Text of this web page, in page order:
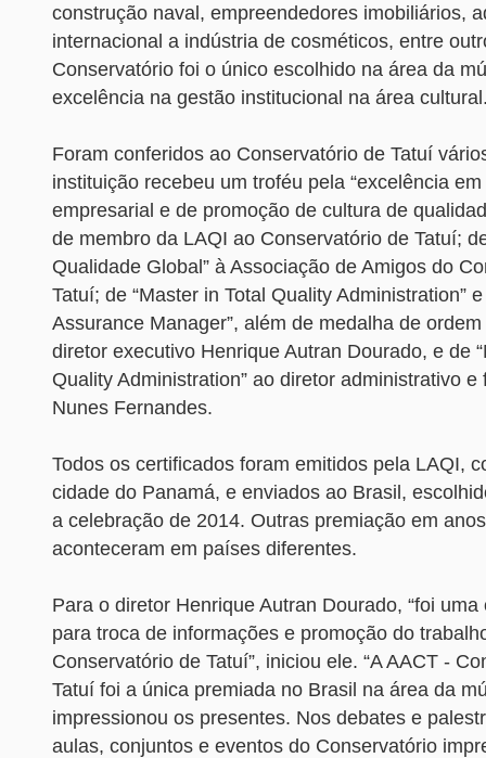
construção naval, empreendedores imobiliários,
internacional a indústria de cosméticos, entre
Conservatório foi o único escolhido na área da
excelência na gestão institucional na área
Foram conferidos ao Conservatório de Tatuí
instituição recebeu um troféu pela “excelência
empresarial e de promoção de cultura de
de membro da LAQI ao Conservatório de Tatuí;
Qualidade Global” à Associação de Amigos do
Tatuí; de “Master in Total Quality Administration”
Assurance Manager”, além de medalha de
diretor executivo Henrique Autran Dourado, e de
Quality Administration” ao diretor administrativo e
Nunes Fernandes.
Todos os certificados foram emitidos pela LAQI,
cidade do Panamá, e enviados ao Brasil,
a celebração de 2014. Outras premiação em
aconteceram em países diferentes.
Para o diretor Henrique Autran Dourado, “foi
para troca de informações e promoção do
Conservatório de Tatuí”, iniciou ele. “A AACT -
Tatuí foi a única premiada no Brasil na área da
impressionou os presentes. Nos debates e
aulas, conjuntos e eventos do Conservatório